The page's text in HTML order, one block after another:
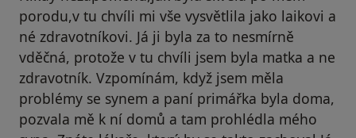
porodu,v tu chvíli mi vše vysvětlila jako laikovi a
né zdravotníkovi. Já ji byla za to nesmírně
vděčná, protože v tu chvíli jsem byla matka a ne
zdravotník. Vzpomínám, když jsem měla
problémy se synem a paní primářka byla doma,
pozvala mě k ní domů a tam prohlédla mého